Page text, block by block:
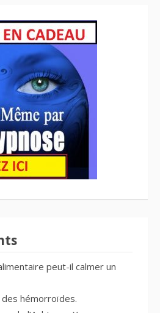
peut-il calmer un
hémorroïdes.